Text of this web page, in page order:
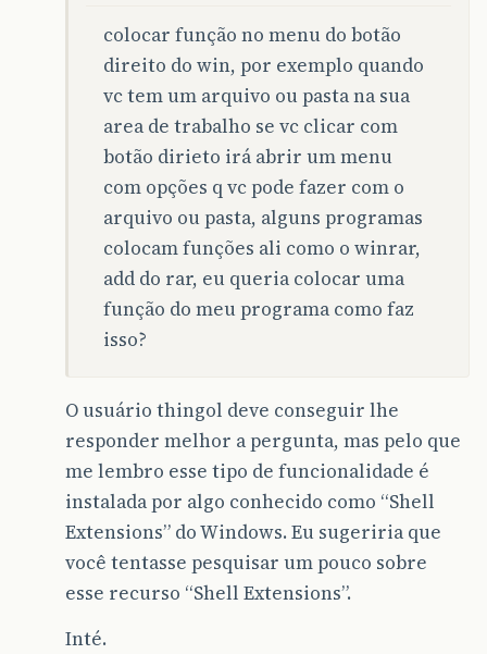
colocar função no menu do botão
direito do win, por exemplo quando
vc tem um arquivo ou pasta na sua
area de trabalho se vc clicar com
botão dirieto irá abrir um menu
com opções q vc pode fazer com o
arquivo ou pasta, alguns programas
colocam funções ali como o winrar,
add do rar, eu queria colocar uma
função do meu programa como faz
isso?
O usuário thingol deve conseguir lhe
responder melhor a pergunta, mas pelo que
me lembro esse tipo de funcionalidade é
instalada por algo conhecido como “Shell
Extensions” do Windows. Eu sugeriria que
você tentasse pesquisar um pouco sobre
esse recurso “Shell Extensions”.
Inté.